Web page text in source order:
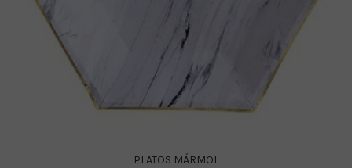
PLATOS MÁRMOL